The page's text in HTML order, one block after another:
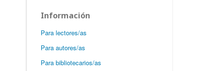
Información
Para lectores/as
Para autores/as
Para bibliotecarios/as